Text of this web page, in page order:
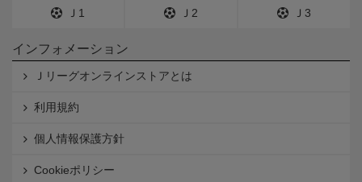
Ｊ1 Ｊ2 Ｊ3
インフォメーション
Ｊリーグオンラインストアとは
利用規約
個人情報保護方針
Cookieポリシー